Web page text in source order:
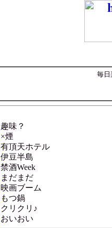
毎日
趣味？
×煙
有頂天ホテル
伊豆半島
禁酒Week
まだまだ
映画ブーム
もつ鍋
クリクリ♪
おいおい